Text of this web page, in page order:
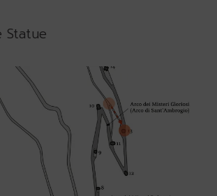
Statue